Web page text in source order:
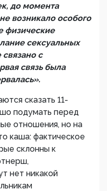
до момента
возникало особого
физические
сексуальных
с
связь была
сказать 11-
подумать перед
отношения, но на
каша: фактическое
склонны к
нет никакой